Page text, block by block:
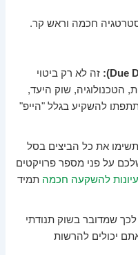
חכמה וראש קר.
זה לא רק ביטוי
הטכנולוגיה, שוק היעד,
להשקיע בגלל "הייפ"
את כל הביצים בסל
על פני מספר פרויקטים
להשקעה חכמה תמיד
לכך שמדובר בשוק תנודתי
יכולים להרשות